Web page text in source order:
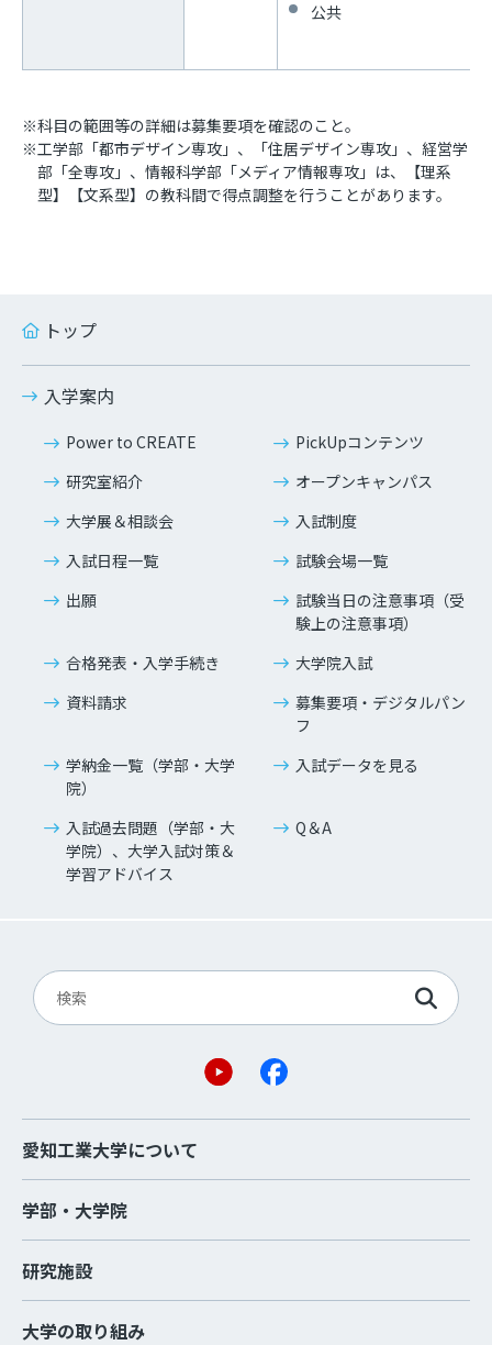
公共
※科目の範囲等の詳細は募集要項を確認のこと。
※工学部「都市デザイン専攻」、「住居デザイン専攻」、経営学
部「全専攻」、情報科学部「メディア情報専攻」は、【理系
型】【文系型】の教科間で得点調整を行うことがあります。
トップ
入学案内
Power to CREATE
PickUpコンテンツ
研究室紹介
オープンキャンパス
大学展＆相談会
入試制度
入試日程一覧
試験会場一覧
出願
試験当日の注意事項（受
験上の注意事項）
合格発表・入学手続き
大学院入試
資料請求
募集要項・デジタルパン
フ
学納金一覧（学部・大学
院）
入試データを見る
入試過去問題（学部・大
学院）、大学入試対策＆
学習アドバイス
Q＆A
愛知工業大学について
学部・大学院
研究施設
大学の取り組み